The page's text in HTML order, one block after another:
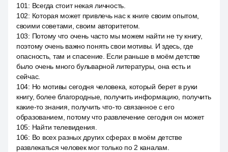
101 : Всегда стоит некая личность.
102: Которая может привлечь нас к книге своим опытом,
своими советами, своим авторитетом.
103: Потому что очень часто мы можем найти не ту книгу,
поэтому очень важно понять свои мотивы. И здесь, где
опасность, там и спасение. Если раньше в моём детстве
было очень много бульварной литературы, она есть и
сейчас.
104: Но мотивы сегодня человека, который берет в руки
книгу, более благородные, получить информацию, получить
какие-то знания, получить что-то связанное с его
образованием, потому что развлечение сегодня он может
105: Найти телевидения.
106: Во всех разных других сферах в моём детстве
развлекаться человек мог только по 2 каналам.